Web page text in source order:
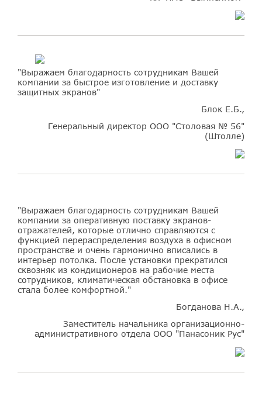
"Выражаем благодарность сотрудникам Вашей
компании за быстрое изготовление и доставку
защитных экранов"
Блок Е.Б.,
Генеральный директор ООО "Столовая № 56"
(Штолле)
"Выражаем благодарность сотрудникам Вашей
компании за оперативную поставку экранов-
отражателей, которые отлично справляются с
функцией перераспределения воздуха в офисном
пространстве и очень гармонично вписались в
интерьер потолка. После установки прекратился
сквозняк из кондиционеров на рабочие места
сотрудников, климатическая обстановка в офисе
стала более комфортной."
Богданова Н.А.,
Заместитель начальника организационно-
административного отдела ООО "Панасоник Рус"